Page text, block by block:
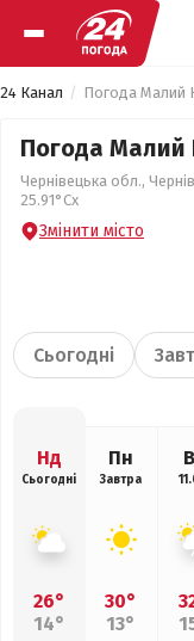
24 Канал Погода Малий
Погода Малий
Чернівецька обл.,
25.91°Сх
Змінити місто
Сьогодні
Нд
Сьогодні
26°
14°
Пн
Завтра
30°
13°